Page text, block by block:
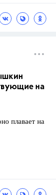
на
плавает на